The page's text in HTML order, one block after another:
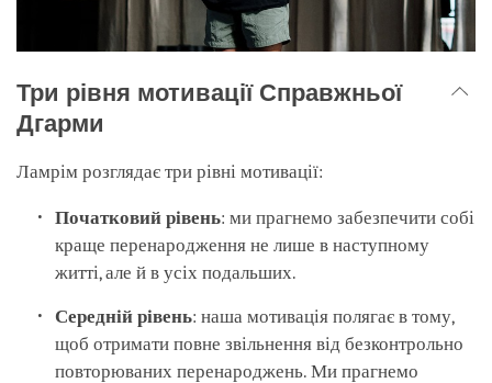
Три рівня мотивації Справжньої
Дгарми
Ламрім розглядає три рівні мотивації:
Початковий рівень: ми прагнемо забезпечити собі
краще перенародження не лише в наступному
житті, але й в усіх подальших.
Середній рівень: наша мотивація полягає в тому,
щоб отримати повне звільнення від безконтрольно
повторюваних перенароджень. Ми прагнемо